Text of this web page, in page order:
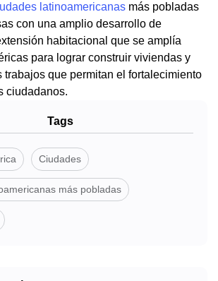
latinoamericanas más pobladas
con una amplio desarrollo de
habitacional que se amplía
para lograr construir viviendas y
trabajos que permitan el fortalecimiento
ciudadanos.
Tags
Ciudades
más pobladas